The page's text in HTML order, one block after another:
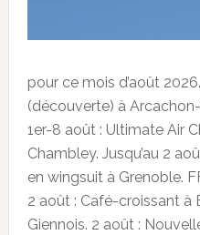
pour ce mois d’août
(découverte) à
1er-8 août : Ultimate Air
Chambley. Jusqu’au 2
en wingsuit à Grenoble.
2 août : Café-croissant à
Giennois. 2 août :